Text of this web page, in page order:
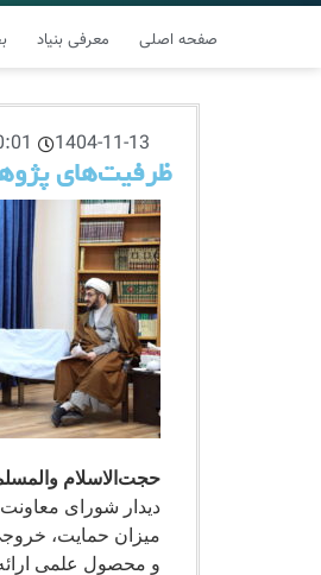
صفحه اصلی معرفی بنیاد
1404-11-13
ظرفیت‌های
حجت‌الاسلام
دیدار شورای
میزان حمایت،
و محصول علمی ارائه